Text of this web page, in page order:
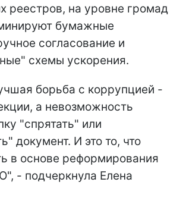
реестров, на уровне громад
бумажные
согласование и
схемы ускорения.
борьба с коррупцией -
а невозможность
"спрятать" или
документ. И это то, что
в основе реформирования
- подчеркнула Елена